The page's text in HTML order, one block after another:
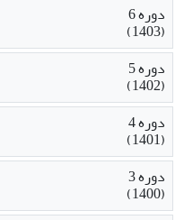
دوره 6
(1403)
دوره 5
(1402)
دوره 4
(1401)
دوره 3
(1400)